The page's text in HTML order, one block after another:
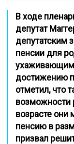
В ходе
депутат
депутатским
пенсии для
достижению
отметил, что
возможности
возрасте они
пенсию в
призвал